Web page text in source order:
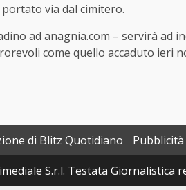
via dal cimitero.
ad anagnia.com – servirà ad
come quello accaduto ieri
di Blitz Quotidiano Pubblicità
S.r.l. Testata Giornalistica